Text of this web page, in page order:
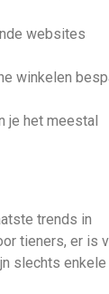
websites
winkelen
je het meestal
trends in
tieners, er is
slechts enkele